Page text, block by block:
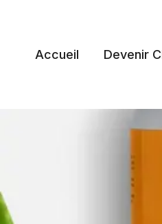
Accueil Devenir